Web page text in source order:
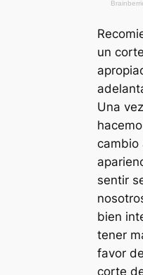
un
Una
cambio
sentir
bien
tener
favor
corte